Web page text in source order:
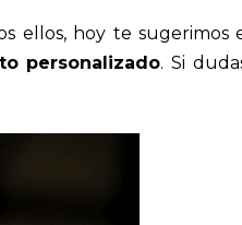
ellos, hoy te sugerimos
personalizado. Si